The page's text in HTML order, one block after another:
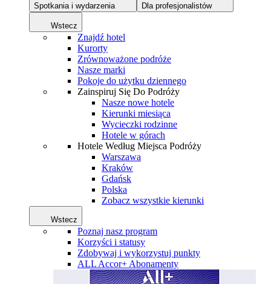
Spotkania i wydarzenia Dla profesjonalistów
Wstecz
Znajdź hotel
Kurorty
Zrównoważone podróże
Nasze marki
Pokoje do użytku dziennego
Zainspiruj Się Do Podróży
Nasze nowe hotele
Kierunki miesiąca
Wycieczki rodzinne
Hotele w górach
Hotele Według Miejsca Podróży
Warszawa
Kraków
Gdańsk
Polska
Zobacz wszystkie kierunki
Wstecz
Poznaj nasz program
Korzyści i statusy
Zdobywaj i wykorzystuj punkty
ALL Accor+ Abonamenty